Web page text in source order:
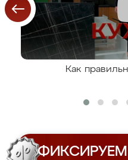
Как
ФИКСИРУЕМ